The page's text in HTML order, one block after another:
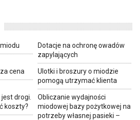
Dotacje na ochronę owadów
zapylających
cena
Ulotki i broszury o miodzie
pomogą utrzymać klienta
drogi.
koszty?
Obliczanie wydajności
miodowej bazy pożytkowej na
potrzeby własnej pasieki –